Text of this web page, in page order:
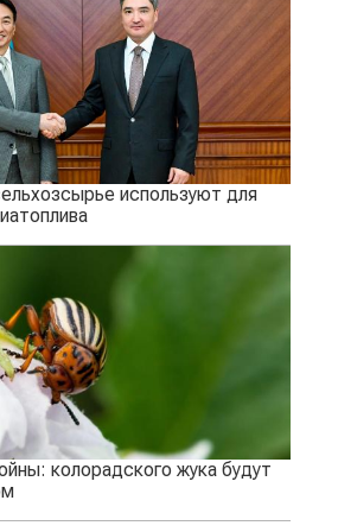
используют для
колорадского жука будут